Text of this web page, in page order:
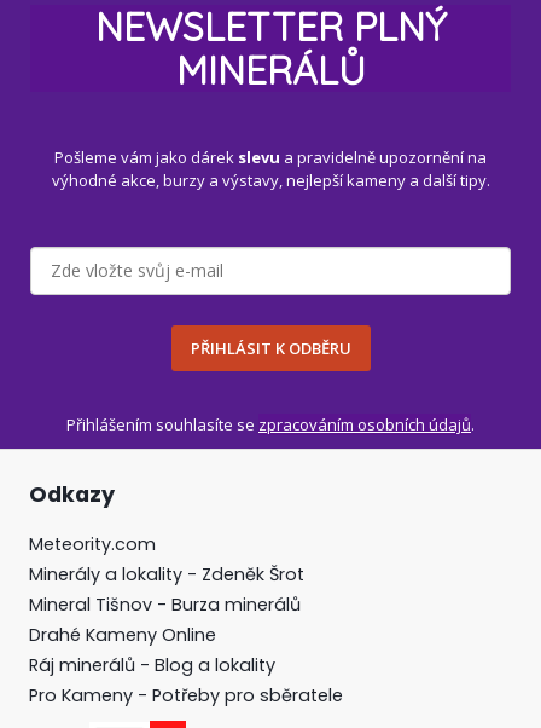
NEWSLETTER PLNÝ
MINERÁLŮ
Pošleme vám jako dárek slevu a pravidelně upozornění na
výhodné akce, burzy a výstavy, nejlepší kameny a další tipy.
PŘIHLÁSIT K ODBĚRU
Přihlášením souhlasíte se zpracováním osobních údajů.
Odkazy
Meteority.com
Minerály a lokality - Zdeněk Šrot
Mineral Tišnov - Burza minerálů
Drahé Kameny Online
Ráj minerálů - Blog a lokality
Pro Kameny - Potřeby pro sběratele